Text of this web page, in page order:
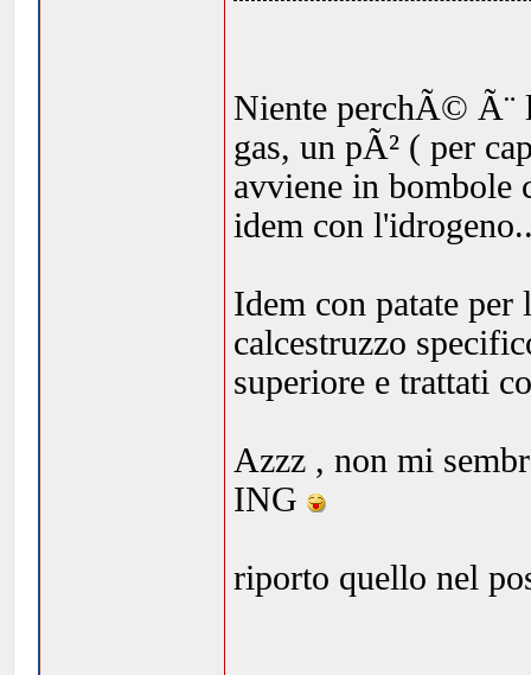
Niente perchÃ© Ã¨
gas, un pÃ² ( per
avviene in bombole
idem con
Idem con patate per
calcestruzzo
superiore e trattati
Azzz , non mi
ING
riporto quello nel